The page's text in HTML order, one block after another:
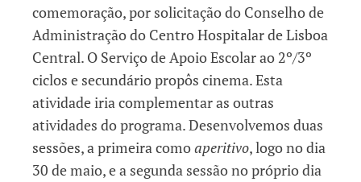
comemoração, por solicitação do Conselho de
Administração do Centro Hospitalar de Lisboa
Central. O Serviço de Apoio Escolar ao 2º/3º
ciclos e secundário propôs cinema. Esta
atividade iria complementar as outras
atividades do programa. Desenvolvemos duas
sessões, a primeira comoaperitivo, logo no dia
30 de maio, e a segunda sessão no próprio dia